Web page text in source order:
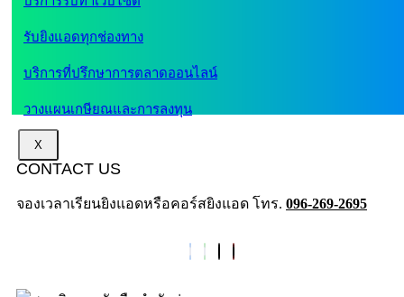
X
รับยิงแอดทุกช่องทาง
บริการที่ปรึกษาการตลาดออนไลน์
วางแผนเกษียณและการลงทุน
CONTACT US
จองเวลาเรียนยิงแอดหรือคอร์สยิงแอด โทร. 096-269-2695